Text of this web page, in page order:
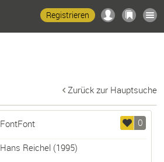
Registrieren
Zurück zur Hauptsuche
0
FontFont
Hans Reichel(1995)